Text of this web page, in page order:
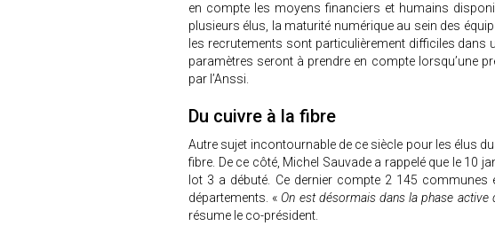
en compte les moyens financiers et humains
plusieurs élus, la maturité numérique au sein des
les recrutements sont particulièrement difficiles dans
paramètres seront à prendre en compte lorsqu’une
par l’Anssi.
Du cuivre à la fibre
Autre sujet incontournable de ce siècle pour les élus
fibre. De ce côté, Michel Sauvade a rappelé que le 10
lot 3 a débuté. Ce dernier compte 2 145
départements. «On est désormais dans la phase
résume le co-président.